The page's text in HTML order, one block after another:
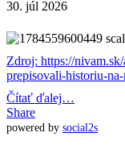
30. júl 2026
Zdroj: https://
prepisovali-historiu-
Čítať ďalej…
Share
powered by social2s